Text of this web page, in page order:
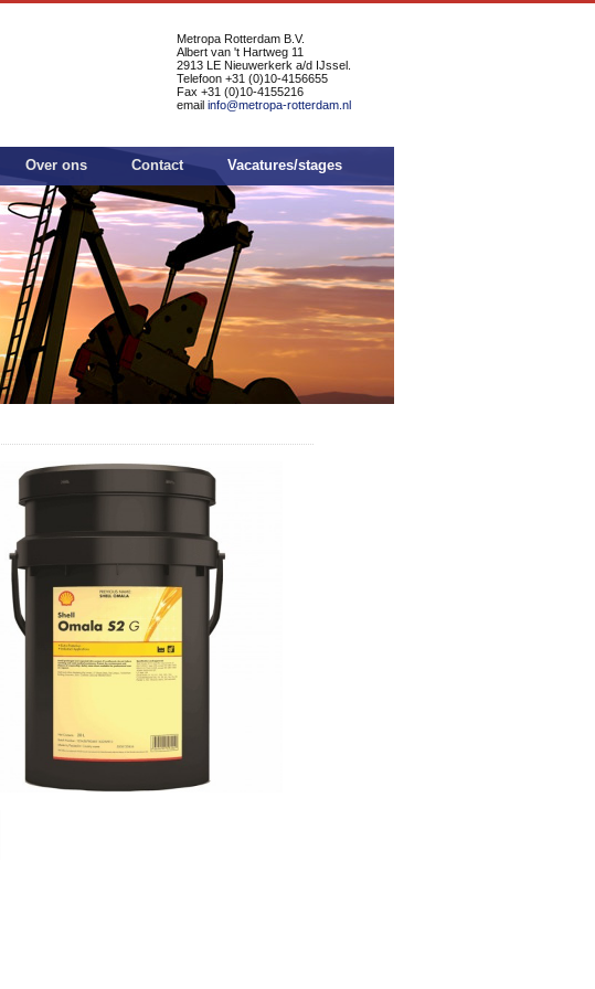
Metropa Rotterdam B.V.
Albert van 't Hartweg 11
2913 LE Nieuwerkerk a/d IJssel.
Telefoon +31 (0)10-4156655
Fax +31 (0)10-4155216
email info@metropa-rotterdam.nl
Over ons Contact Vacatures/stages